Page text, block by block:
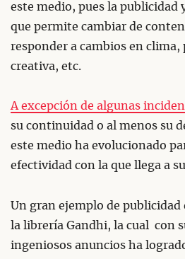
este medio, pues la publicidad
que permite cambiar de
responder a cambios en clima,
creativa, etc.
A excepción de algunas
su continuidad o al menos su
este medio ha evolucionado
efectividad con la que llega a su
Un gran ejemplo de publicidad
la librería Gandhi, la cual con
ingeniosos anuncios ha